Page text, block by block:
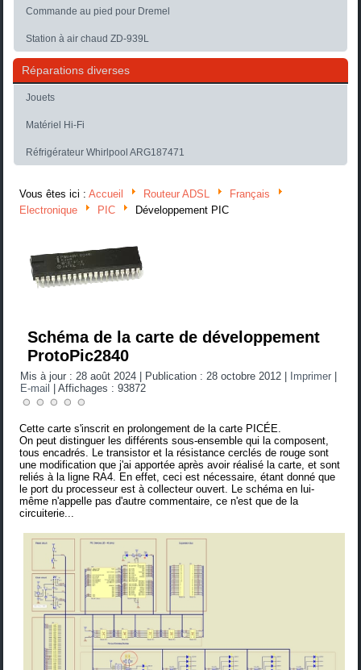
Commande au pied pour Dremel
Station à air chaud ZD-939L
Réparations diverses
Jouets
Matériel Hi-Fi
Réfrigérateur Whirlpool ARG187471
Vous êtes ici :Accueil Routeur ADSL
Français
Electronique
PIC Développement PIC
Schéma de la carte de développement
ProtoPic2840
Mis à jour : 28 août 2024 Publication : 28 octobre 2012 Imprimer
E-mail
|Affichages : 93872
Cette carte s'inscrit en prolongement de la carte PICÉE.
On peut distinguer les différents sous-ensemble qui la composent,
tous encadrés. Le transistor et la résistance cerclés de rouge sont
une modification que j'ai apportée après avoir réalisé la carte, et sont
reliés à la ligne RA4. En effet, ceci est nécessaire, étant donné que
le port du processeur est à collecteur ouvert. Le schéma en lui-
même n'appelle pas d'autre commentaire, ce n'est que de la
circuiterie...